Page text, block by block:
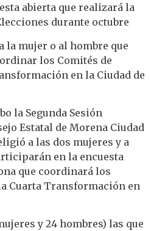
abierta que realizará la
durante octubre
la mujer o al hombre que
los Comités de
en la Ciudad de
la Segunda Sesión
Estatal de Morena Ciudad
a las dos mujeres y a
en la encuesta
que coordinará los
Cuarta Transformación en
y 24 hombres) las que